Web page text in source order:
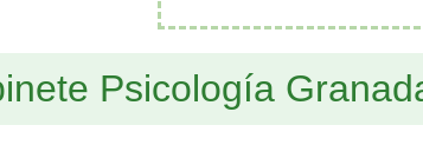
Psicología